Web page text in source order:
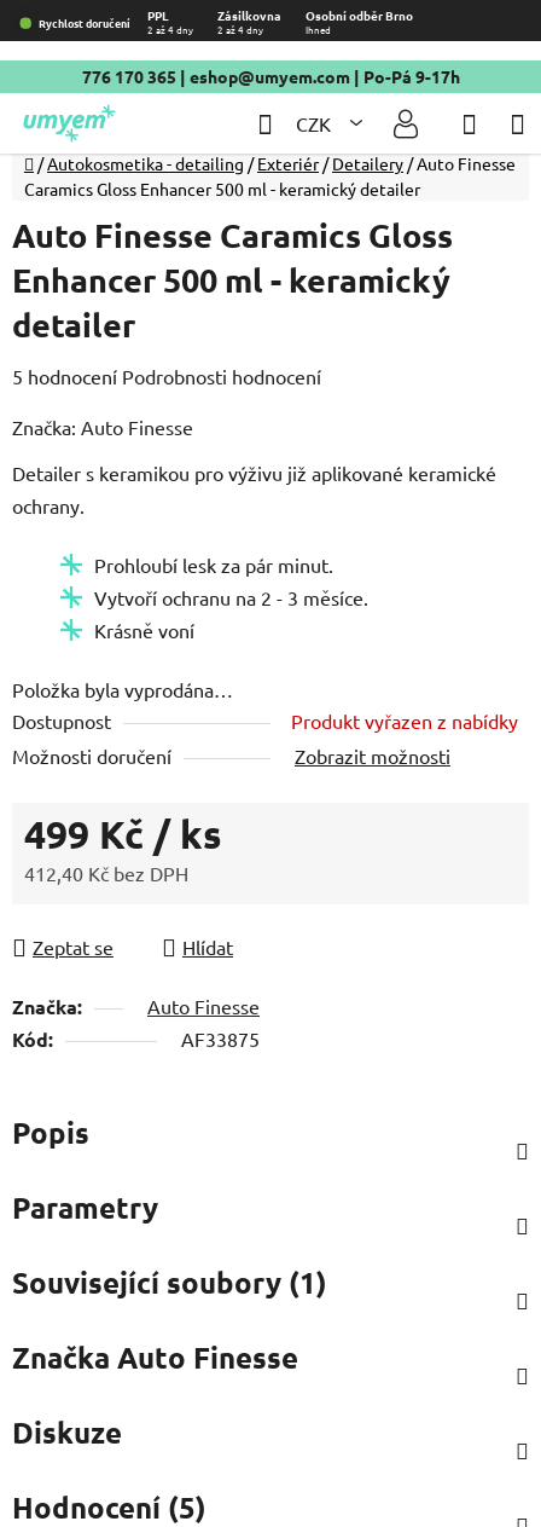
Přejít
na
obsah
Rychlost doručení PPL Zásilkovna Osobní odběr Brno
2 až 4 dny 2 až 4 dny Ihned
776 170 365 | eshop@umyem.com| Po-Pá 9-17h
CZK
Hledat
Domů
/Autokosmetika - detailing / Exteriér / Detailery /Auto Finesse
Caramics Gloss Enhancer 500 ml - keramický detailer
Detailer s keramikou pro výživu již aplikované keramické
ochrany.
Prohloubí lesk za pár minut.
Vytvoří ochranu na 2 - 3 měsíce.
Krásně voní
Položka byla vyprodána…
Dostupnost
Produkt vyřazen z nabídky
Možnosti doručení
Zobrazit možnosti
499 Kč / ks
412,40 Kč bez DPH
Zeptat se
Hlídat
Značka: Auto Finesse
Kód: AF33875
Auto Finesse Caramics Gloss
Enhancer 500 ml - keramický
detailer
Průměrné
produktu
je
4,8
hvězdiček.
5 hodnocení Podrobnosti hodnocení
Značka: Auto Finesse
Popis
Parametry
Související soubory (1)
Značka Auto Finesse
Diskuze
Hodnocení (5)